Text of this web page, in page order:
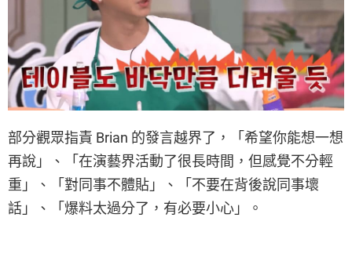
部分觀眾指責 Brian 的發言越界了，「希望你能想一想
再說」、「在演藝界活動了很長時間，但感覺不分輕
重」、「對同事不體貼」、「不要在背後說同事壞
話」、「爆料太過分了，有必要小心」。